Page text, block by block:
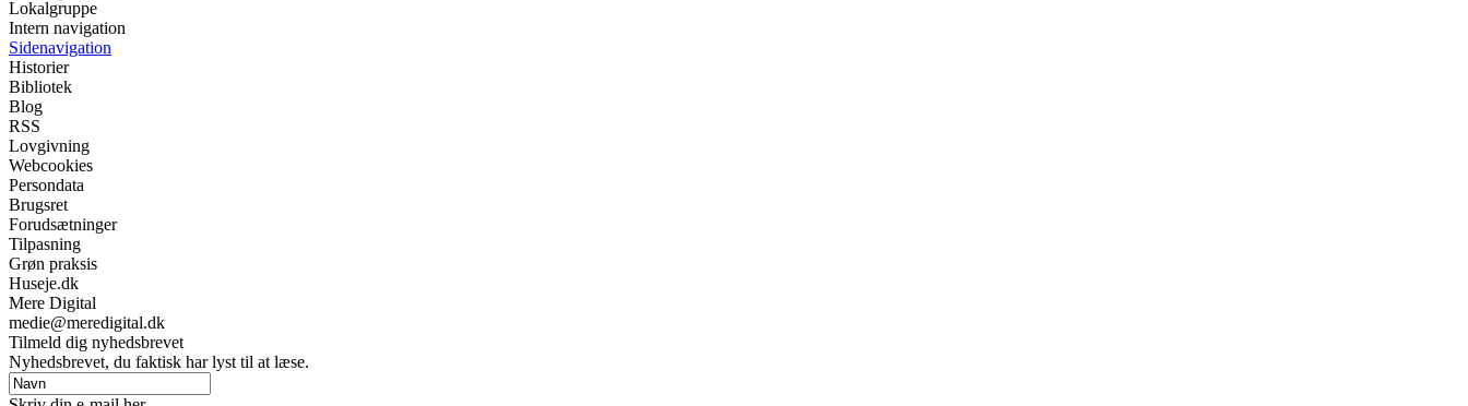
Lokalgruppe
Intern navigation
Sidenavigation
Historier
Bibliotek
Blog
RSS
Lovgivning
Webcookies
Persondata
Brugsret
Forudsætninger
Tilpasning
Grøn praksis
Huseje.dk
Mere Digital
medie@meredigital.dk
Tilmeld dig nyhedsbrevet
Nyhedsbrevet, du faktisk har lyst til at læse.